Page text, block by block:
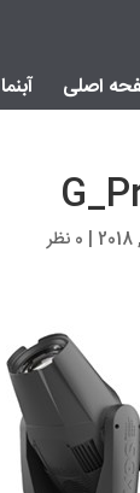
اصلی آبنما
| 0 نظر